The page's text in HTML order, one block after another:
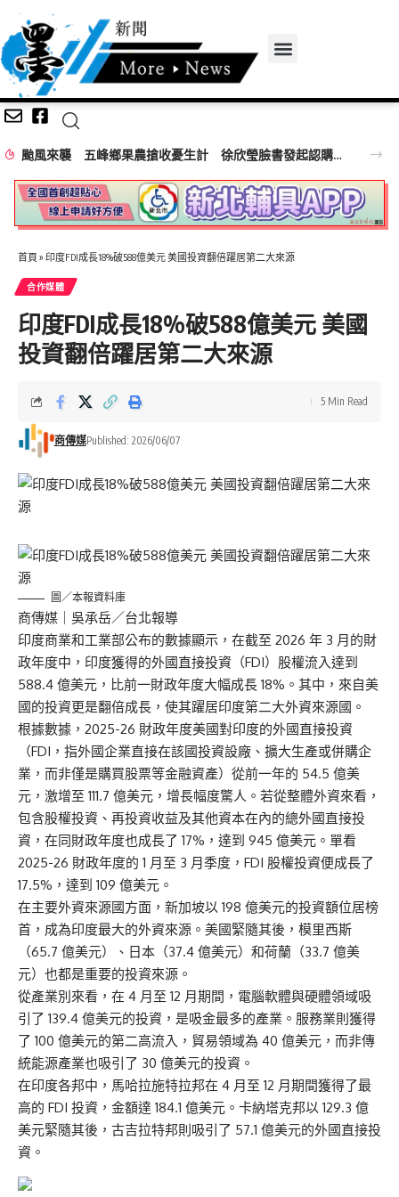
颱風來襲 五峰鄉果農搶收憂生計 徐欣瑩臉書發起認購水梨行動
首頁 » 印度FDI成長18%破588億美元 美國投資翻倍躍居第二大來源
合作媒體
印度FDI成長18%破588億美元 美國
投資翻倍躍居第二大來源
商傳媒Published: 2026/06/07
5 Min Read
圖／本報資料庫
商傳媒 ｜吳承岳／台北報導
印度商業和工業部公布的數據顯示，在截至 2026 年 3 月的財
政年度中，印度獲得的外國直接投資（FDI）股權流入達到
588.4 億美元，比前一財政年度大幅成長 18%。其中，來自美
國的投資更是翻倍成長，使其躍居印度第二大外資來源國。
根據數據，2025-26 財政年度美國對印度的外國直接投資
（FDI，指外國企業直接在該國投資設廠、擴大生產或併購企
業，而非僅是購買股票等金融資產）從前一年的 54.5 億美
元，激增至 111.7 億美元，增長幅度驚人。若從整體外資來看，
包含股權投資、再投資收益及其他資本在內的總外國直接投
資，在同財政年度也成長了 17%，達到 945 億美元。單看
2025-26 財政年度的 1 月至 3 月季度，FDI 股權投資便成長了
17.5%，達到 109 億美元。
在主要外資來源國方面，新加坡以 198 億美元的投資額位居榜
首，成為印度最大的外資來源。美國緊隨其後，模里西斯
（65.7 億美元）、日本（37.4 億美元）和荷蘭（33.7 億美
元）也都是重要的投資來源。
從產業別來看，在 4 月至 12 月期間，電腦軟體與硬體領域吸
引了 139.4 億美元的投資，是吸金最多的產業。服務業則獲得
了 100 億美元的第二高流入，貿易領域為 40 億美元，而非傳
統能源產業也吸引了 30 億美元的投資。
在印度各邦中，馬哈拉施特拉邦在 4 月至 12 月期間獲得了最
高的 FDI 投資，金額達 184.1 億美元。卡納塔克邦以 129.3 億
美元緊隨其後，古吉拉特邦則吸引了 57.1 億美元的外國直接投
資。